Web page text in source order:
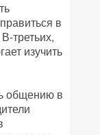
в
третьих,
изучить
общению в